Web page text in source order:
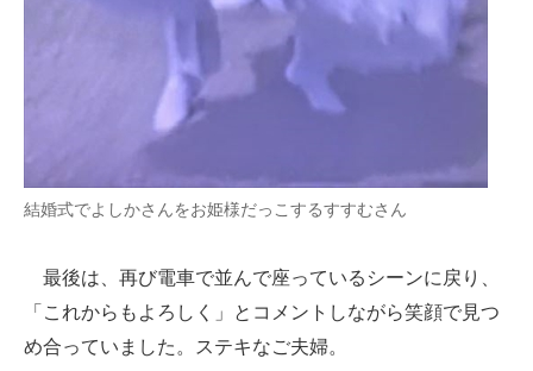
結婚式でよしかさんをお姫様だっこするすすむさん
最後は、再び電車で並んで座っているシーンに戻り、
「これからもよろしく」とコメントしながら笑顔で見つ
め合っていました。ステキなご夫婦。